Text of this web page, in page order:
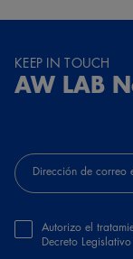
KEEP IN TOUCH
AW LAB
Dirección de correo
Autorizo el
Decreto